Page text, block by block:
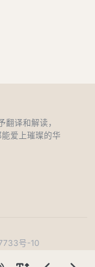
译和解读，
爱上璀璨的华
号-10